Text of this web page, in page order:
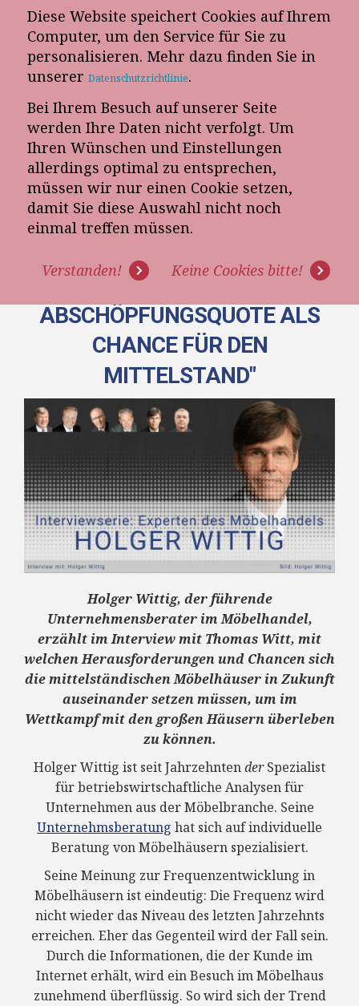
Diese Website speichert Cookies auf Ihrem
Computer, um den Service für Sie zu
personalisieren. Mehr dazu finden Sie in
unserer Datenschutzrichtlinie.
Bei Ihrem Besuch auf unserer Seite
werden Ihre Daten nicht verfolgt. Um
Ihren Wünschen und Einstellungen
allerdings optimal zu entsprechen,
müssen wir nur einen Cookie setzen,
damit Sie diese Auswahl nicht noch
einmal treffen müssen.
Verstanden! Keine Cookies bitte!
E-Mail-Newsletter
Telefon-Termin
[INTERVIEW]
UNTERNEHMENSBERATER
HOLGER WITTIG: "DIE
ABSCHÖPFUNGSQUOTE ALS
CHANCE FÜR DEN
MITTELSTAND"
Holger Wittig, der führende
Unternehmensberater im Möbelhandel,
erzählt im Interview mit Thomas Witt, mit
welchen Herausforderungen und Chancen sich
die mittelständischen Möbelhäuser in Zukunft
auseinander setzen müssen, um im
Wettkampf mit den großen Häusern überleben
zu können.
Holger Wittig ist seit JahrzehntenderSpezialist
für betriebswirtschaftliche Analysen für
Unternehmen aus der Möbelbranche. Seine
Unternehmsberatung hat sich auf individuelle
Beratung von Möbelhäusern spezialisiert.
Seine Meinung zur Frequenzentwicklung in
Möbelhäusern ist eindeutig: Die Frequenz wird
nicht wieder das Niveau des letzten Jahrzehnts
erreichen. Eher das Gegenteil wird der Fall sein.
Durch die Informationen, die der Kunde im
Internet erhält, wird ein Besuch im Möbelhaus
zunehmend überflüssig. So wird sich der Trend